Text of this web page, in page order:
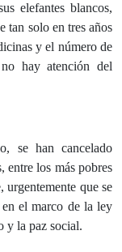
elefantes blancos,
tan solo en tres años
y el número de
hay atención del
se han cancelado
entre los más pobres
que se
el marco de la ley
y la paz social.